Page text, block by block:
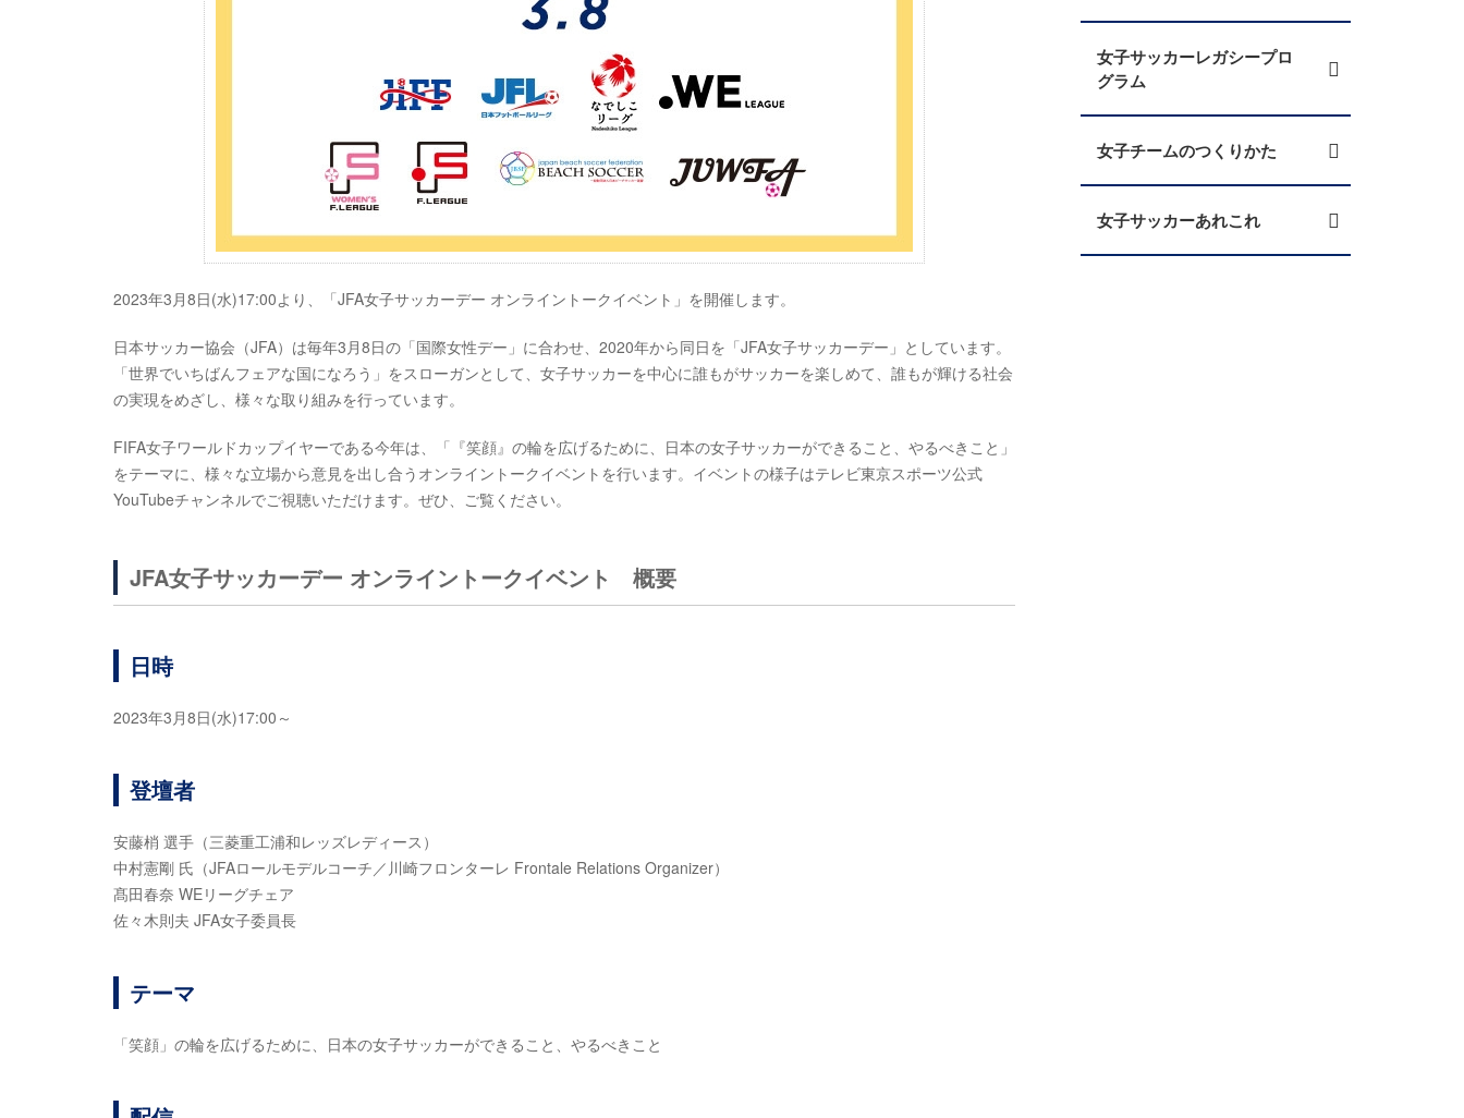
2023年3月8日(水)17:00より、「JFA女子サッカーデー オンライントークイベント」を開催します。
日本サッカー協会（JFA）は毎年3月8日の「国際女性デー」に合わせ、2020年から同日を「JFA女子サッカーデー」としています。
「世界でいちばんフェアな国になろう」をスローガンとして、女子サッカーを中心に誰もがサッカーを楽しめて、誰もが輝ける社会
の実現をめざし、様々な取り組みを行っています。
FIFA女子ワールドカップイヤーである今年は、「『笑顔』の輪を広げるために、日本の女子サッカーができること、やるべきこと」
をテーマに、様々な立場から意見を出し合うオンライントークイベントを行います。イベントの様子はテレビ東京スポーツ公式
YouTubeチャンネルでご視聴いただけます。ぜひ、ご覧ください。
JFA女子サッカーデー オンライントークイベント 概要
日時
2023年3月8日(水)17:00～
登壇者
安藤梢 選手（三菱重工浦和レッズレディース）
中村憲剛 氏（JFAロールモデルコーチ／川崎フロンターレ Frontale Relations Organizer）
髙田春奈 WEリーグチェア
佐々木則夫 JFA女子委員長
テーマ
「笑顔」の輪を広げるために、日本の女子サッカーができること、やるべきこと
女子サッカーレガシープロ
グラム
女子チームのつくりかた
女子サッカーあれこれ